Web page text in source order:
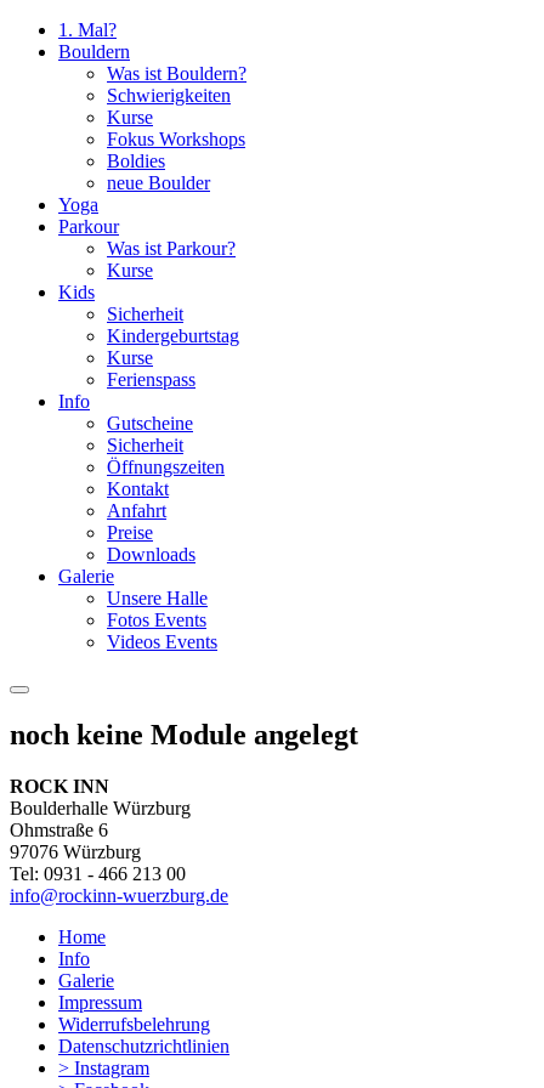
1. Mal?
Bouldern
Was ist Bouldern?
Schwierigkeiten
Kurse
Fokus Workshops
Boldies
neue Boulder
Yoga
Parkour
Was ist Parkour?
Kurse
Kids
Sicherheit
Kindergeburtstag
Kurse
Ferienspass
Info
Gutscheine
Sicherheit
Öffnungszeiten
Kontakt
Anfahrt
Preise
Downloads
Galerie
Unsere Halle
Fotos Events
Videos Events
noch keine Module angelegt
ROCK INN
Boulderhalle Würzburg
Ohmstraße 6
97076 Würzburg
Tel: 0931 - 466 213 00
info@rockinn-wuerzburg.de
Home
Info
Galerie
Impressum
Widerrufsbelehrung
Datenschutzrichtlinien
> Instagram